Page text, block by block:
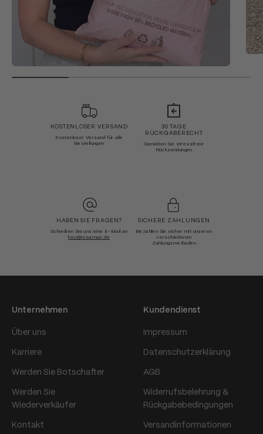
KOSTENLOSER VERSAND
Kostenloser Versand für alle
Bestellungen
30 TAGE
RÜCKGABERECHT
Genießen Sie stressfreie
Rücksendungen
HABEN SIE FRAGEN?
Schreiben Sie uns eine E-Mail an
hey@rosamae.de
SICHERE ZAHLUNGEN
Bezahlen Sie sicher mit unseren
verschiedenen
Zahlungsmethoden
Unternehmen
Über uns
Karriere
Werden Sie Botschafter
Werden Sie
Wiederverkäufer
Kontakt
Kundendienst
Impressum
Datenschutzerklärung
AGB
Widerrufsbelehrung &
Rückgabebedingungen
Versandinformationen